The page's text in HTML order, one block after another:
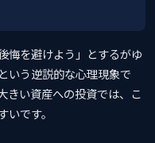
悔を避けよう」とするがゆ
いう逆説的な心理現象で
きい資産への投資では、こ
です。